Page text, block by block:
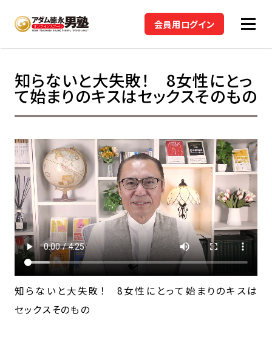
会員用ログイン
知らないと大失敗！ 8女性にとっ
て始まりのキスはセックスそのもの
知らないと大失敗！ 8女性にとって始まりのキスは
セックスそのもの